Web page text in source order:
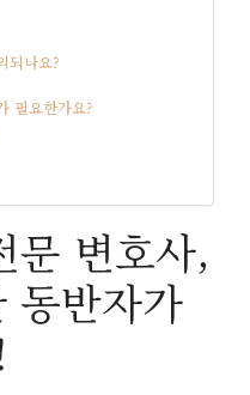
되나요?
필요한가요?
문 변호사,
동반자가